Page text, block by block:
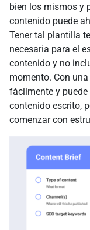
bien los mismos y
contenido puede
Tener tal plantilla
necesaria para el
contenido y no
momento. Con
fácilmente y
contenido escrito,
comenzar con